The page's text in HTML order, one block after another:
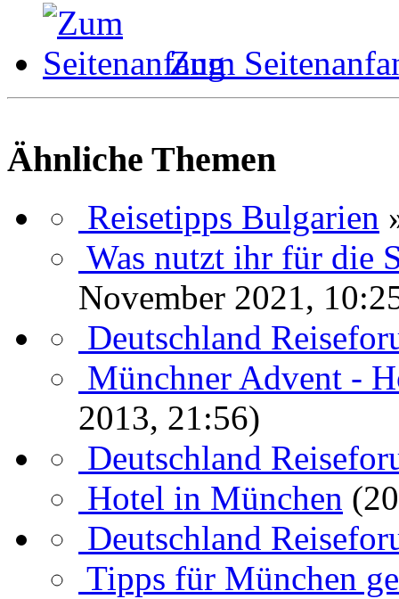
Zum
Ähnliche Themen
Reisetipps Bulgarien
Was nutzt ihr für die
November 2021,
Deutschland
Münchner Advent -
2013, 21:56)
Deutschland
Hotel in München
Deutschland
Tipps für München